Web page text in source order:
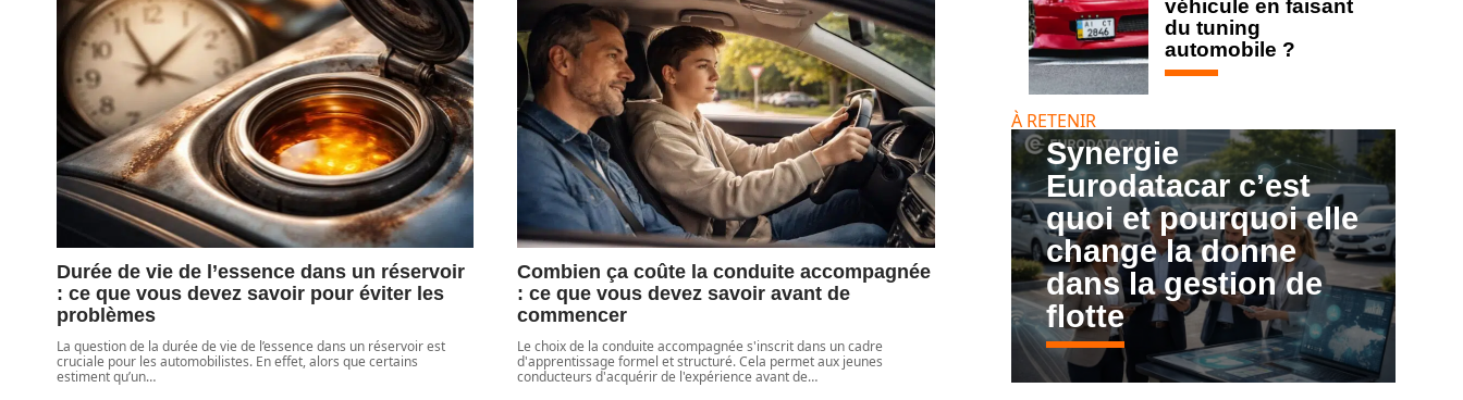
Durée de vie de l’essence dans un réservoir
: ce que vous devez savoir pour éviter les
problèmes
La question de la durée de vie de l’essence dans un réservoir est
cruciale pour les automobilistes. En effet, alors que certains
estiment qu’un…
Combien ça coûte la conduite accompagnée
: ce que vous devez savoir avant de
commencer
Le choix de la conduite accompagnée s'inscrit dans un cadre
d'apprentissage formel et structuré. Cela permet aux jeunes
conducteurs d'acquérir de l'expérience avant de…
véhicule en faisant
du tuning
automobile ?
À RETENIR
Synergie
Eurodatacar c’est
quoi et pourquoi elle
change la donne
dans la gestion de
flotte